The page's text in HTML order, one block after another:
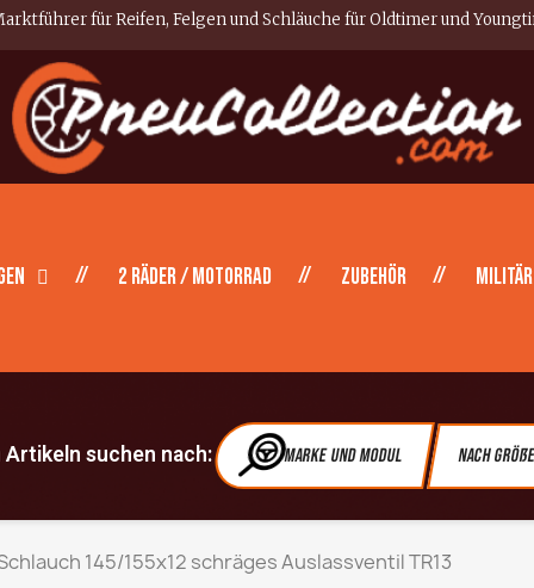
für Reifen, Felgen und Schläuche für Oldtimer und
2 Räder / Motorrad Zubehör Militär
suchen nach: Marke und Modul Nach
145/155x12 schräges Auslassventil TR13